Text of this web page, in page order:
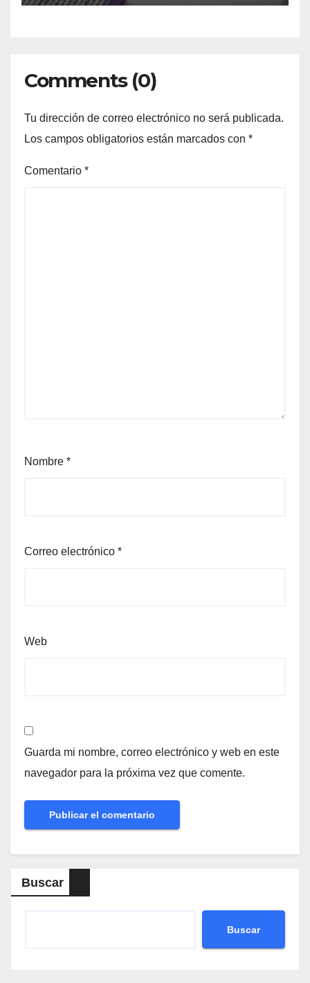
Comments (0)
Tu dirección de correo electrónico no será publicada.
Los campos obligatorios están marcados con *
Comentario *
Nombre *
Correo electrónico *
Web
Guarda mi nombre, correo electrónico y web en este
navegador para la próxima vez que comente.
Buscar
Buscar